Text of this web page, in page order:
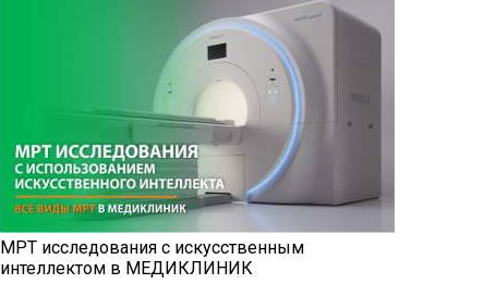
МРТ исследования с искусственным
интеллектом в МЕДИКЛИНИК